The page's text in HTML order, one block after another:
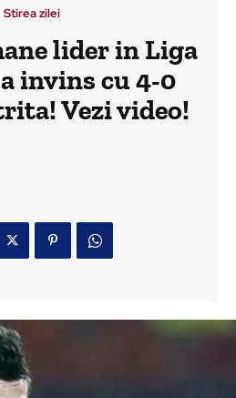
Stirea zilei
lider in Liga
invins cu 4-0
Vezi video!